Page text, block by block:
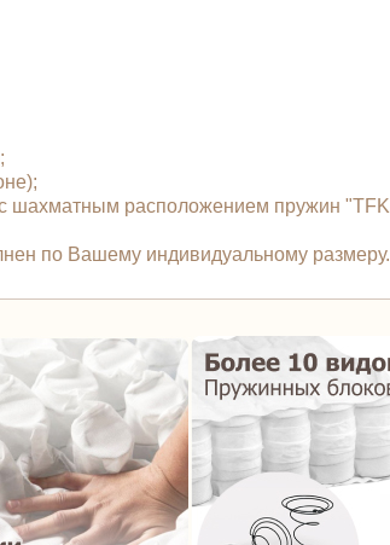
расположением пружин
по Вашему индивидуальному размеру.